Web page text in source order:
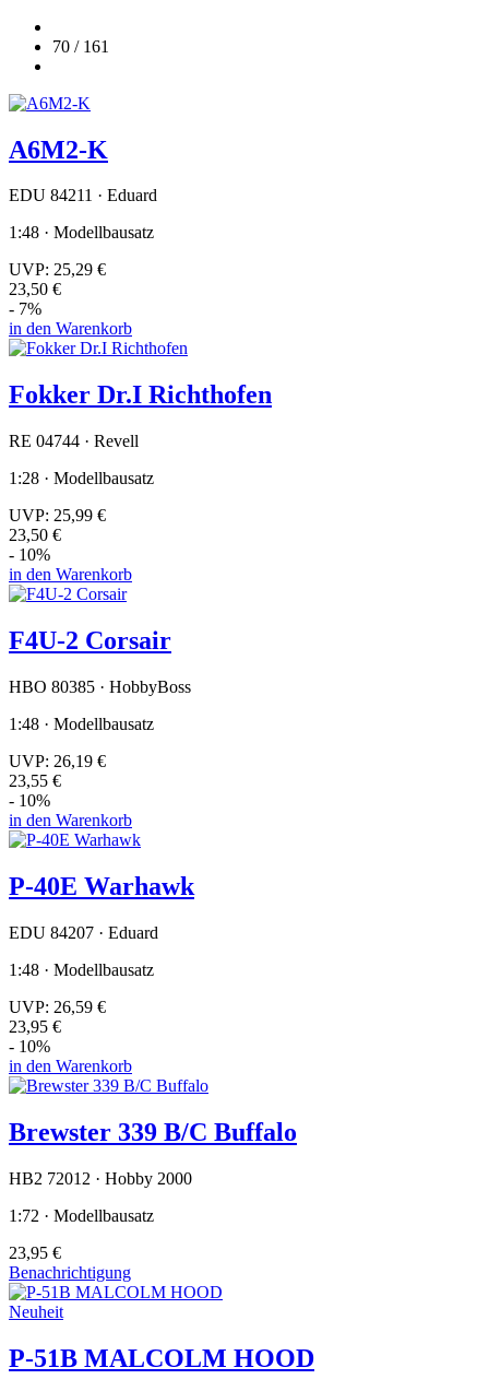
70 / 161
A6M2-K
EDU 84211 · Eduard
1:48 · Modellbausatz
UVP: 25,29 €
23,50 €
- 7%
in den Warenkorb
Fokker Dr.I Richthofen
RE 04744 · Revell
1:28 · Modellbausatz
UVP: 25,99 €
23,50 €
- 10%
in den Warenkorb
F4U-2 Corsair
HBO 80385 · HobbyBoss
1:48 · Modellbausatz
UVP: 26,19 €
23,55 €
- 10%
in den Warenkorb
P-40E Warhawk
EDU 84207 · Eduard
1:48 · Modellbausatz
UVP: 26,59 €
23,95 €
- 10%
in den Warenkorb
Brewster 339 B/C Buffalo
HB2 72012 · Hobby 2000
1:72 · Modellbausatz
23,95 €
Benachrichtigung
Neuheit
P-51B MALCOLM HOOD